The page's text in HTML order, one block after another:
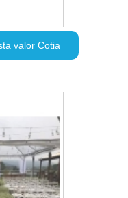
valor Cotia